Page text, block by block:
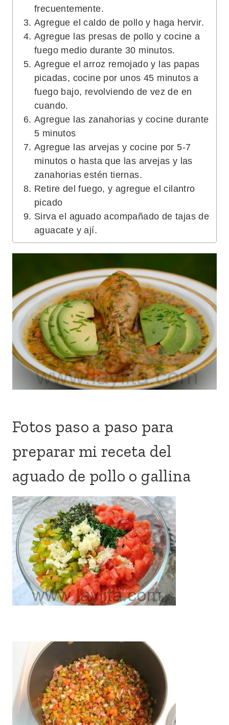
frecuentemente.
Agregue el caldo de pollo y haga hervir.
Agregue las presas de pollo y cocine a
fuego medio durante 30 minutos.
Agregue el arroz remojado y las papas
picadas, cocine por unos 45 minutos a
fuego bajo, revolviendo de vez de en
cuando.
Agregue las zanahorias y cocine durante
5 minutos
Agregue las arvejas y cocine por 5-7
minutos o hasta que las arvejas y las
zanahorias estén tiernas.
Retire del fuego, y agregue el cilantro
picado
Sirva el aguado acompañado de tajas de
aguacate y ají.
Fotos paso a paso para
preparar mi receta del
aguado de pollo o gallina